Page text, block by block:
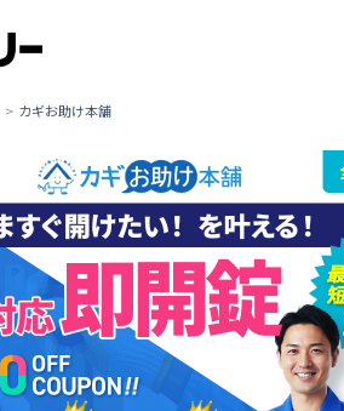
カギお助け本舗